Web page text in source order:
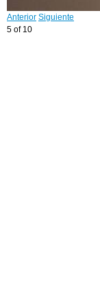
Anterior Siguiente
5 of 10